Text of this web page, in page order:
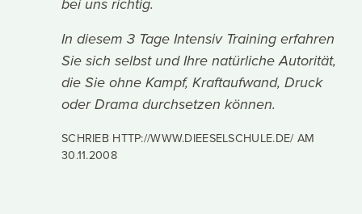
bei uns richtig.
In diesem 3 Tage Intensiv Training erfahren
Sie sich selbst und Ihre natürliche Autorität,
die Sie ohne Kampf, Kraftaufwand, Druck
oder Drama durchsetzen können.
SCHRIEB HTTP://WWW.DIEESELSCHULE.DE/ AM
30.11.2008